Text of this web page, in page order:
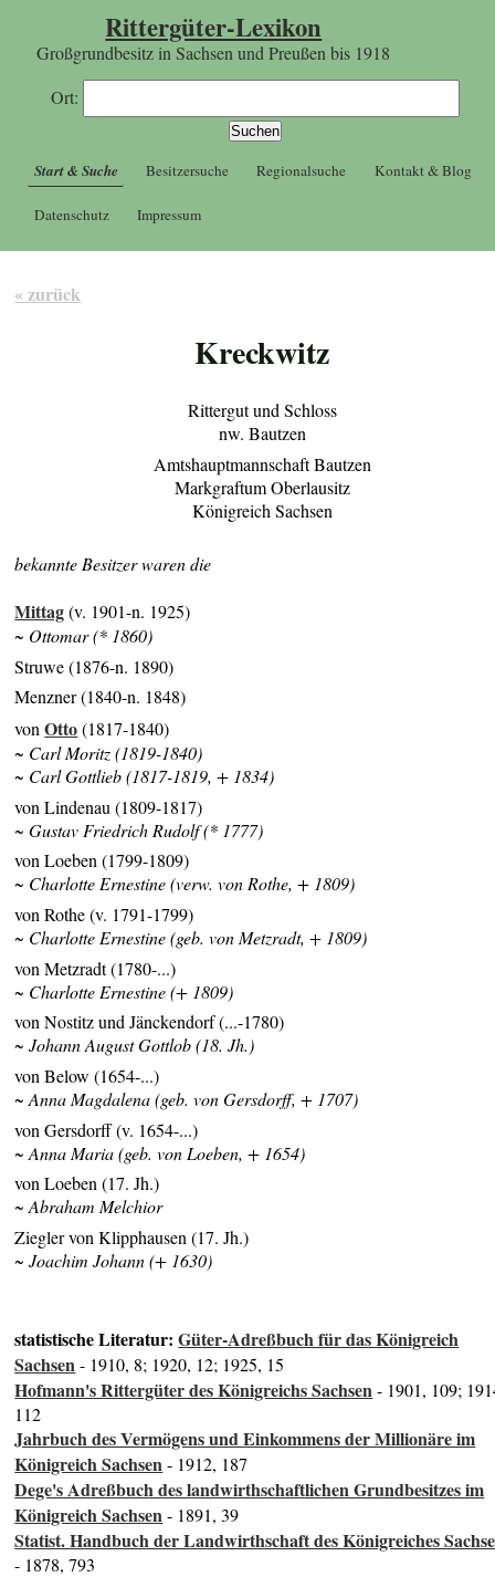
Rittergüter-Lexikon
Großgrundbesitz in Sachsen und Preußen bis 1918
Ort:
Start & Suche Besitzersuche Regionalsuche Kontakt & Blog
Datenschutz Impressum
« zurück
Kreckwitz
Rittergut und Schloss
nw. Bautzen
Amtshauptmannschaft Bautzen
Markgraftum Oberlausitz
Königreich Sachsen
bekannte Besitzer waren die
Mittag(v. 1901-n. 1925)
~ Ottomar (* 1860)
Struwe (1876-n. 1890)
Menzner (1840-n. 1848)
vonOtto(1817-1840)
~ Carl Moritz (1819-1840)
~ Carl Gottlieb (1817-1819, + 1834)
von Lindenau (1809-1817)
~ Gustav Friedrich Rudolf (* 1777)
von Loeben (1799-1809)
~ Charlotte Ernestine (verw. von Rothe, + 1809)
von Rothe (v. 1791-1799)
~ Charlotte Ernestine (geb. von Metzradt, + 1809)
von Metzradt (1780-...)
~ Charlotte Ernestine (+ 1809)
von Nostitz und Jänckendorf (...-1780)
~ Johann August Gottlob (18. Jh.)
von Below (1654-...)
~ Anna Magdalena (geb. von Gersdorff, + 1707)
von Gersdorff (v. 1654-...)
~ Anna Maria (geb. von Loeben, + 1654)
von Loeben (17. Jh.)
~ Abraham Melchior
Ziegler von Klipphausen (17. Jh.)
~ Joachim Johann (+ 1630)
statistische Literatur:Güter-Adreßbuch für das Königreich
Sachsen- 1910, 8; 1920, 12; 1925, 15
Hofmann's Rittergüter des Königreichs Sachsen- 1901, 109;
112
Jahrbuch des Vermögens und Einkommens der Millionäre im
Königreich Sachsen- 1912, 187
Dege's Adreßbuch des landwirthschaftlichen Grundbesitzes im
Königreich Sachsen- 1891, 39
Statist. Handbuch der Landwirthschaft des Königreiches
- 1878, 793